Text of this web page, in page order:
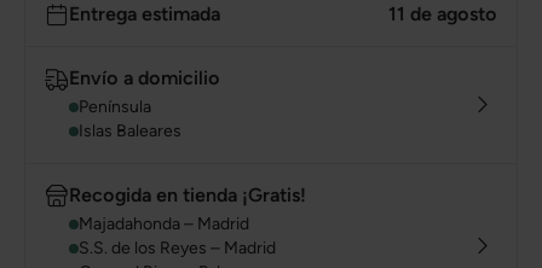
Entrega estimada 11 de agosto
Envío a domicilio
Península
Islas Baleares
Recogida en tienda ¡Gratis!
Majadahonda – Madrid
S.S. de los Reyes – Madrid